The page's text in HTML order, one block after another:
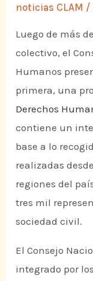
noticias CLAM /
Luego de más
colectivo, el
Humanos
primera, una
Derechos
contiene un
base a lo
realizadas
regiones del
tres mil
sociedad civil.
El Consejo
integrado por